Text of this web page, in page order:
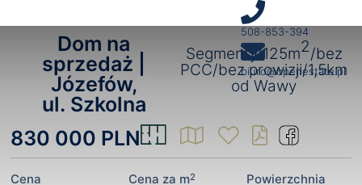
508-853-394
biuro@openestate.pl
Dom na
sprzedaż |
Józefów,
ul. Szkolna
Segmenty/125m2/bez
PCC/bez prowizji/1,5km
od Wawy
830 000 PLN
Cena Cena za m2 Powierzchnia